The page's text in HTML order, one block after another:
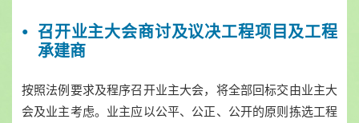
召开业主大会商讨及议决工程项目及工程
承建商
按照法例要求及程序召开业主大会，将全部回标交由业主大
会及业主考虑。业主应以公平、公正、公开的原则拣选工程